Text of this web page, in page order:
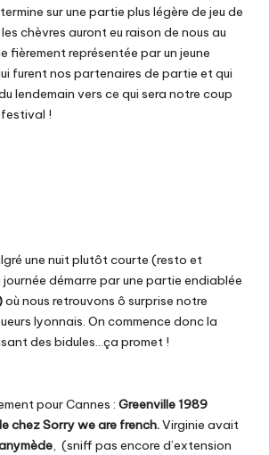
sur une partie plus légère de jeu de
les chèvres auront eu raison de nous au
fièrement représentée par un jeune
furent nos partenaires de partie et qui
lendemain vers ce qui sera notre coup
!
une nuit plutôt courte (resto et
démarre par une partie endiablée
où nous retrouvons ô surprise notre
lyonnais. On commence donc la
des bidules…ça promet !
pour Cannes : Greenville 1989
chez Sorry we are french.Virginie avait
, (sniff pas encore d’extension